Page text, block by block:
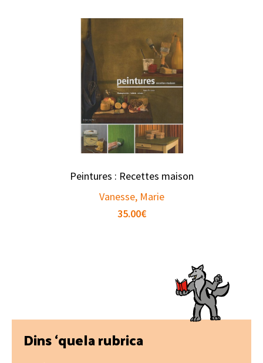
Peintures : Recettes maison
Vanesse, Marie
35.00€
Primary
Dins ‘quela rubrica